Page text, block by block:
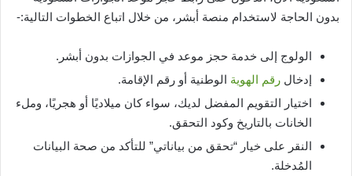
بدون الحاجة لاستخدام منصة أبشر، من خلال اتباع الخطوات التالية:-
الولوج إلى خدمة حجز موعد في الجوازات بدون أبشر.
إدخال رقم الهوية الوطنية أو رقم الإقامة.
اختيار التقويم المفضل لديك، سواء كان ميلاديًا أو هجريًا، وملء
الخانات بالتاريخ وكود التحقق.
النقر على خيار “تحقق من بياناتي” للتأكد من صحة البيانات
المُدخلة.